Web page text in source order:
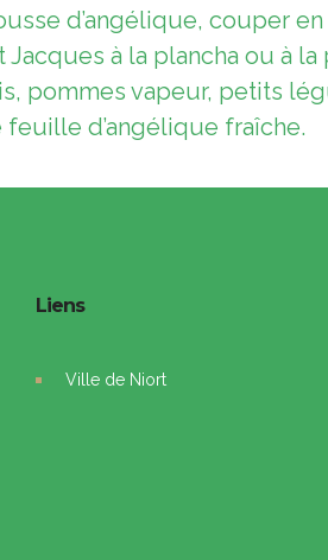
d’angélique, couper
à la plancha ou à la
pommes vapeur, petits
d’angélique fraîche.
Liens
Ville de Niort